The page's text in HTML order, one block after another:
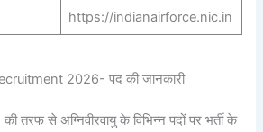
https://indianairforce.nic.in
2026- पद की जानकारी
तरफ से अग्निवीरवायु के विभिन्न पदों पर भर्ती के